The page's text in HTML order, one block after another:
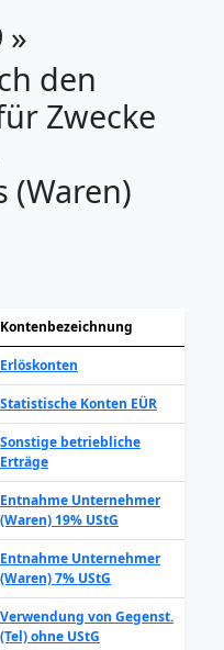
»
den
Zwecke
(Waren)
Kontenbezeichnung
Erlöskonten
Statistische Konten EÜR
Sonstige betriebliche
Erträge
Entnahme Unternehmer
(Waren) 19% UStG
Entnahme Unternehmer
(Waren) 7% UStG
Verwendung von Gegenst.
(Tel) ohne UStG